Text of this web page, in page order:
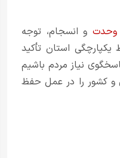
وحدت و انسجام، توجه
یکپارچگی استان تأکید
نیاز مردم باشیم
کشور را در عمل حفظ